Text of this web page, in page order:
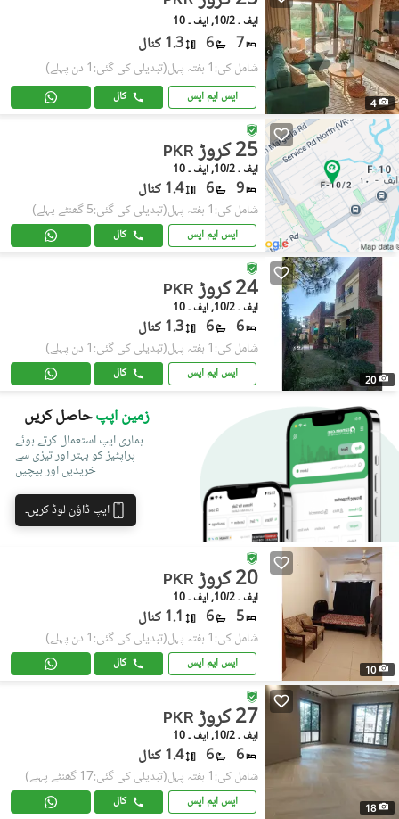
4
ایف ۔ 10/2, ایف ۔ 10
7
6 1.3 کنال
شامل کی:1 ہفتہ پہل (تبدیلی کی گئی:1 دن پہلے)
ایس ایم ایس کال
PKR 25 کروڑ
ایف ۔ 10/2, ایف ۔ 10
9
6 1.4 کنال
شامل کی:1 ہفتہ پہل (تبدیلی کی گئی:5 گھنٹے پہلے)
ایس ایم ایس کال
20
PKR 24 کروڑ
ایف ۔ 10/2, ایف ۔ 10
6
6 1.3 کنال
شامل کی:1 ہفتہ پہل (تبدیلی کی گئی:1 دن پہلے)
ایس ایم ایس کال
زمین اپپحاصل کریں
ہماری ایپ استعمال کرتے ہوئے
پراپٹیز کو بہتر اور تیزی سے
خریدیں اور بیچیں
ایپ ڈاؤن لوڈ کریں۔
10
PKR 20 کروڑ
ایف ۔ 10/2, ایف ۔ 10
5
6 1.1 کنال
شامل کی:1 ہفتہ پہل (تبدیلی کی گئی:1 دن پہلے)
ایس ایم ایس کال
18
PKR 27 کروڑ
ایف ۔ 10/2, ایف ۔ 10
6
6 1.4 کنال
شامل کی:1 ہفتہ پہل (تبدیلی کی گئی:17 گھنٹے پہلے)
ایس ایم ایس کال